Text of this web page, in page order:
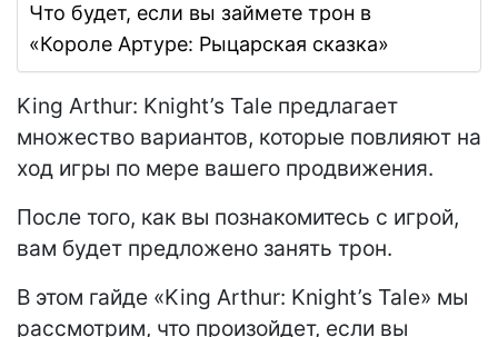
Что будет, если вы займете трон в
«Короле Артуре: Рыцарская сказка»
King Arthur: Knight’s Tale предлагает
множество вариантов, которые повлияют на
ход игры по мере вашего продвижения.
После того, как вы познакомитесь с игрой,
вам будет предложено занять трон.
В этом гайде «King Arthur: Knight’s Tale» мы
рассмотрим, что произойдет, если вы